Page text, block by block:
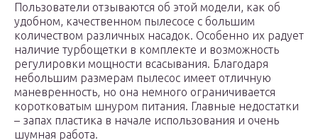
Пользователи отзываются об этой модели, как об
удобном, качественном пылесосе с большим
количеством различных насадок. Особенно их радует
наличие турбощетки в комплекте и возможность
регулировки мощности всасывания. Благодаря
небольшим размерам пылесос имеет отличную
маневренность, но она немного ограничивается
коротковатым шнуром питания. Главные недостатки
– запах пластика в начале использования и очень
шумная работа.